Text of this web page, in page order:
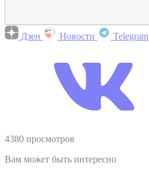
Дзен Новости Telegram
4380 просмотров
Вам может быть интересно